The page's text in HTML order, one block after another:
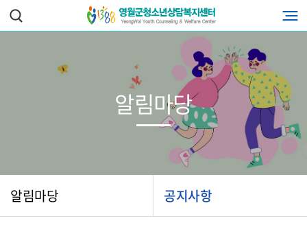
알림마당 공지사항
알림마당